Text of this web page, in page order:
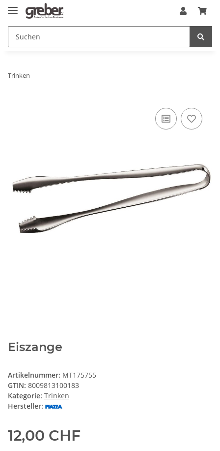
Trinken
Eiszange
Artikelnummer: MT175755
GTIN: 8009813100183
Kategorie: Trinken
Hersteller:
12,00 CHF